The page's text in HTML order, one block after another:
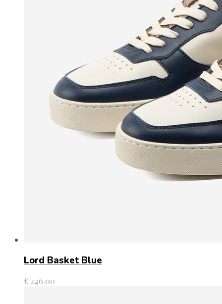
Lord Basket Blue
€ 246.00